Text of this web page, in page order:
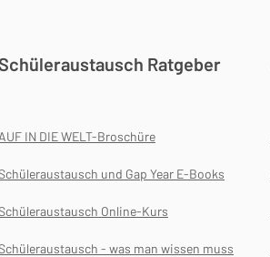
Schüleraustausch Ratgeber
AUF IN DIE WELT-Broschüre
und Gap Year E-Books
Online-Kurs
- was man wissen muss